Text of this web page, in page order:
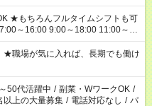
可
～16:00 9:00～18:00 11:00～
きません ※法令に基づき、週20時
対象となります ※労働者派遣法
り、短時間・短期間の就業はご
職場が気に入れば、長期でも働け
50代活躍中 / 副業・WワークOK /
以上の大量募集 / 電話対応なし / パ